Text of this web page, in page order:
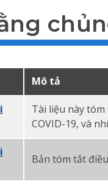
Mô tả
Tài liệu này
COVID-19, và
Bản tóm tắt